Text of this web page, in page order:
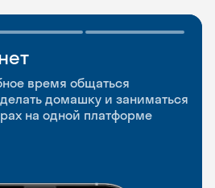
время общаться
домашку и заниматься
на одной платформе
новые слова где
разговорной практики
с преподавателями